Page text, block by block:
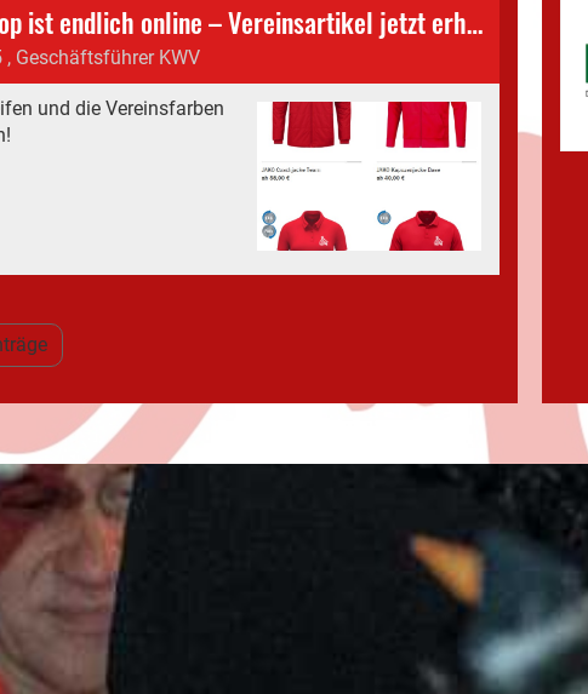
Unser Shop ist endlich online – Vereinsartikel jetzt erhältlich!
, Geschäftsführer KWV
und die Vereinsfarben